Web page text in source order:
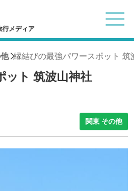
行メディア
縁結びの最強パワースポット 筑
ット 筑波山神社
関東 その他